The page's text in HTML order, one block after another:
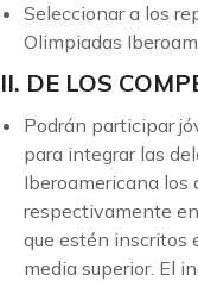
Seleccionar a los
Olimpiadas
II. DE LOS
Podrán participar
para integrar las
Iberoamericana los
respectivamente
que estén inscritos
media superior. El